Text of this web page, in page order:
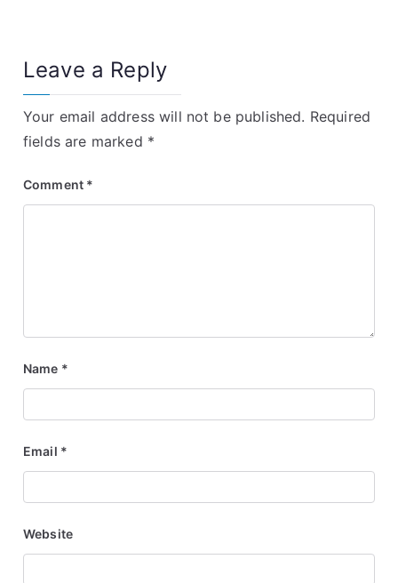
Leave a Reply
Your email address will not be published. Required
fields are marked *
Comment *
Name *
Email *
Website